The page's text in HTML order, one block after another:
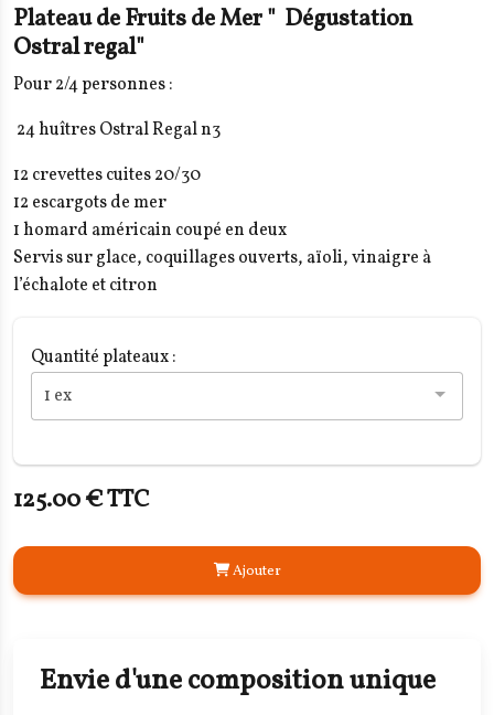
Plateau de Fruits de Mer " Dégustation
Ostral regal"
Pour 2/4 personnes :
24 huîtres Ostral Regal n3
12 crevettes cuites 20/30
12 escargots de mer
1 homard américain coupé en deux
Servis sur glace, coquillages ouverts, aïoli, vinaigre à
l’échalote et citron
Quantité plateaux :
125.00 € TTC
Ajouter
Envie d'une composition unique